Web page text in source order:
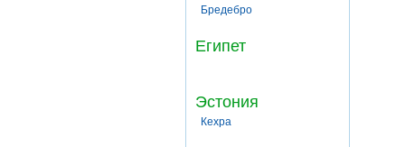
Бредебро
Египет
Эстония
Кехра